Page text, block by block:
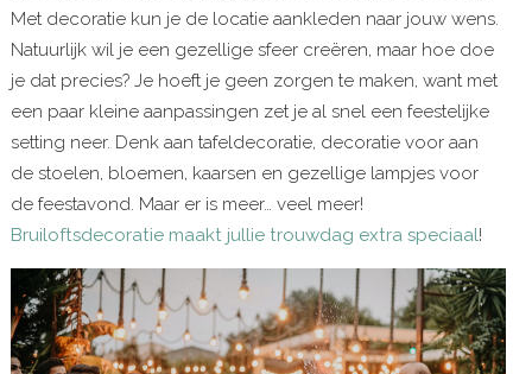
Met decoratie kun je de locatie aankleden naar jouw wens.
Natuurlijk wil je een gezellige sfeer creëren, maar hoe doe
je dat precies? Je hoeft je geen zorgen te maken, want met
een paar kleine aanpassingen zet je al snel een feestelijke
setting neer. Denk aan tafeldecoratie, decoratie voor aan
de stoelen, bloemen, kaarsen en gezellige lampjes voor
de feestavond. Maar er is meer… veel meer!
Bruiloftsdecoratie maakt jullie trouwdag extra speciaal!